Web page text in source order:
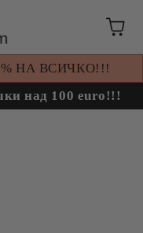
НА ВСИЧКО!!!
над 100 euro!!!